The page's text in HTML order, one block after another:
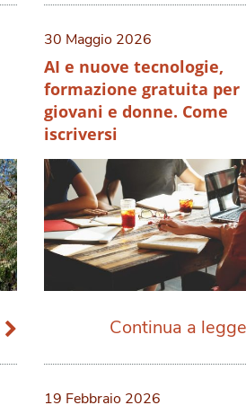
30 Maggio 2026
AI e nuove tecnologie,
formazione gratuita per
giovani e donne. Come
iscriversi
Continua a
19 Febbraio 2026